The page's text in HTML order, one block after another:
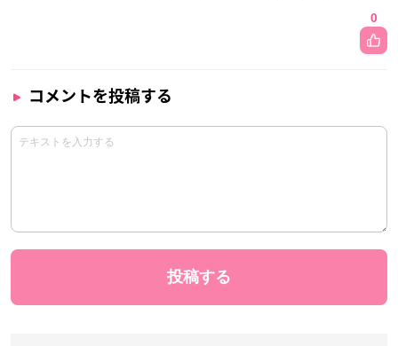
0
コメントを投稿する